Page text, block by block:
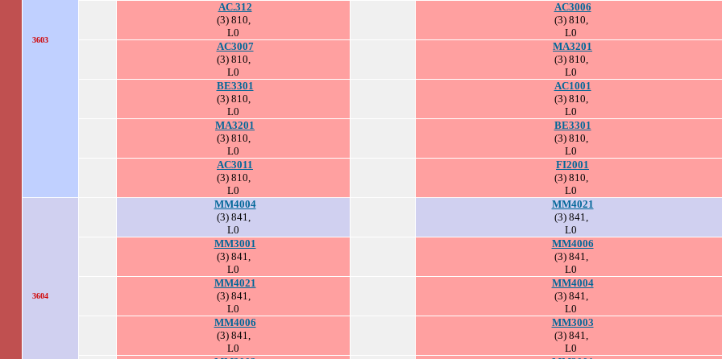
3603
AC.312
(3) 810,
L0
AC3006
(3) 810,
L0
AC3007
(3) 810,
L0
MA3201
(3) 810,
L0
BE3301
(3) 810,
L0
AC1001
(3) 810,
L0
MA3201
(3) 810,
L0
BE3301
(3) 810,
L0
AC3011
(3) 810,
L0
FI2001
(3) 810,
L0
3604
MM4004
(3) 841,
L0
MM4021
(3) 841,
L0
MM3001
(3) 841,
L0
MM4006
(3) 841,
L0
MM4021
(3) 841,
L0
MM4004
(3) 841,
L0
MM4006
(3) 841,
L0
MM3003
(3) 841,
L0